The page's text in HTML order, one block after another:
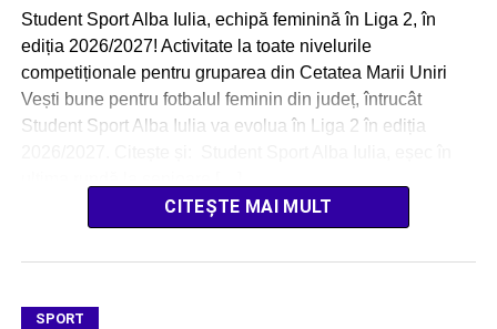
Student Sport Alba Iulia, echipă feminină în Liga 2, în
ediția 2026/2027! Activitate la toate nivelurile
competiționale pentru gruparea din Cetatea Marii Uniri
Vești bune pentru fotbalul feminin din județ, întrucât
Student Sport Alba Iulia va evolua în Liga 2 în ediția
CITEȘTE MAI MULT
SPORT